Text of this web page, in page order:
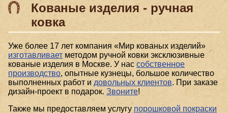
Кованые изделия - ручная
ковка
Уже более 17 лет компания «Мир кованых изделий»
изготавливаетметодом ручной ковки эксклюзивные
кованые изделия в Москве. У нас собственное
производство, опытные кузнецы, большое количество
выполненных работ и довольных клиентов. При заказе
дизайн-проект в подарок. Звоните!
Также мы предоставляем услугу порошковой покраски